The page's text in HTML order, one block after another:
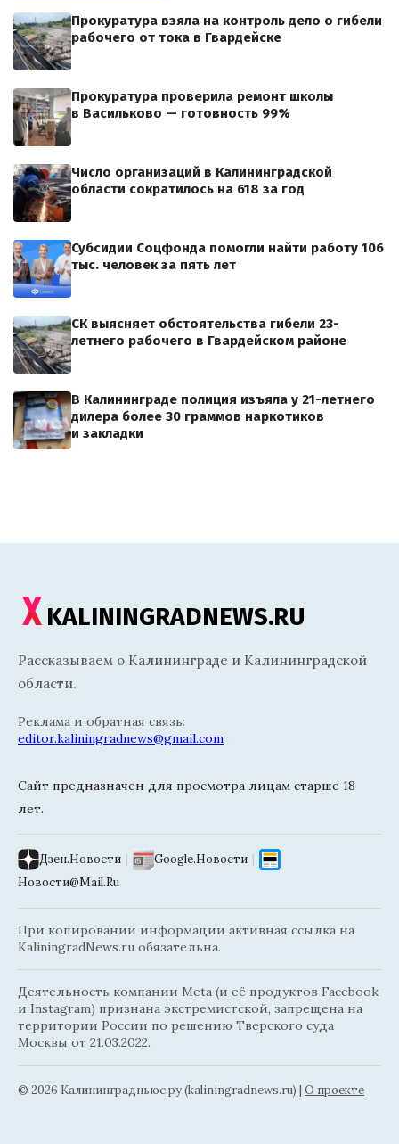
Прокуратура взяла на контроль дело о гибели
рабочего от тока в Гвардейске
Прокуратура проверила ремонт школы
в Васильково — готовность 99%
Число организаций в Калининградской
области сократилось на 618 за год
Субсидии Соцфонда помогли найти работу 106
тыс. человек за пять лет
СК выясняет обстоятельства гибели 23-
летнего рабочего в Гвардейском районе
В Калининграде полиция изъяла у 21-летнего
дилера более 30 граммов наркотиков
и закладки
KALININGRADNEWS.RU
Рассказываем о Калининграде и Калининградской
области.
Реклама и обратная связь:
editor.kaliningradnews@gmail.com
Сайт предназначен для просмотра лицам старше 18
лет.
Дзен.Новости | Google.Новости |
Новости@Mail.Ru
При копировании информации активная ссылка на
KaliningradNews.ru обязательна.
Деятельность компании Meta (и её продуктов Facebook
и Instagram) признана экстремистской, запрещена на
территории России по решению Тверского суда
Москвы от 21.03.2022.
© 2026 Калининградньюc.ру (kaliningradnews.ru) | О проекте